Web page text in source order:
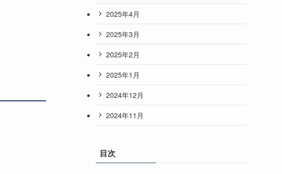
2025年4月
2025年3月
2025年2月
2025年1月
2024年12月
2024年11月
目次